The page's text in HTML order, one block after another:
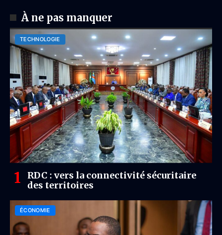
À ne pas manquer
TECHNOLOGIE
RDC : vers la connectivité sécuritaire
des territoires
ÉCONOMIE